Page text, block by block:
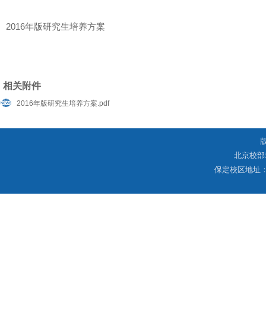
2016年版研究生培养方案
相关附件
2016年版研究生培养方案.pdf
北京校
保定校区地址